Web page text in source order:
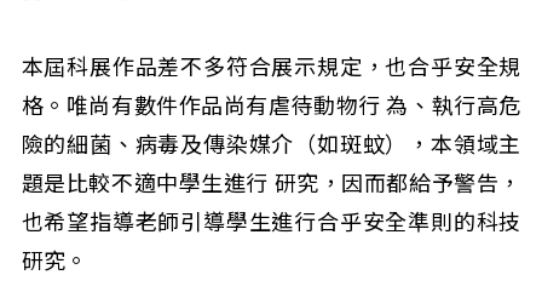
本屆科展作品差不多符合展示規定，也合乎安全規
格。唯尚有數件作品尚有虐待動物行 為、執行高危
險的細菌、病毒及傳染媒介（如斑蚊），本領域主
題是比較不適中學生進行 研究，因而都給予警告，
也希望指導老師引導學生進行合乎安全準則的科技
研究。